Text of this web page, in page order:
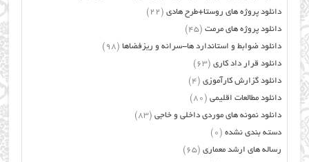
دانلود پروژه های روستا+طرح هادی (22)
دانلود پروژه های مرمت (45)
دانلود ضوابط و استاندارد ها-سرانه و ریزفضاها (98)
دانلود قرار داد کاری (63)
دانلود گزارش کارآموزی (4)
دانلود مطالعات اقلیمی (80)
دانلود نمونه های موردی داخلی و خاجی (83)
دسته بندی نشده (0)
رساله های ارشد معماری (65)